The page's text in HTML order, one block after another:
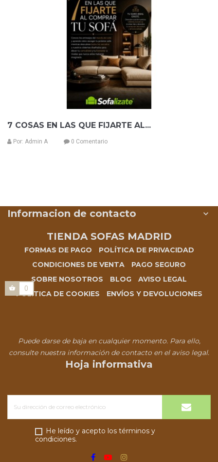
7 COSAS EN LAS QUE FIJARTE AL...
Por: Admin A 0 Comentario
Informacion de contacto 
TIENDA SOFAS MADRID
FORMAS DE PAGO
POLÍTICA DE PRIVACIDAD
CONDICIONES DE VENTA
PAGO SEGURO
SOBRE NOSOTROS
BLOG
AVISO LEGAL
POLÍTICA DE COOKIES
ENVÍOS Y DEVOLUCIONES
Puede darse de baja en cualquier momento. Para ello,
consulte nuestra información de contacto en el aviso legal.
Hoja informativa
He leído y acepto los términos y
condiciones.
0